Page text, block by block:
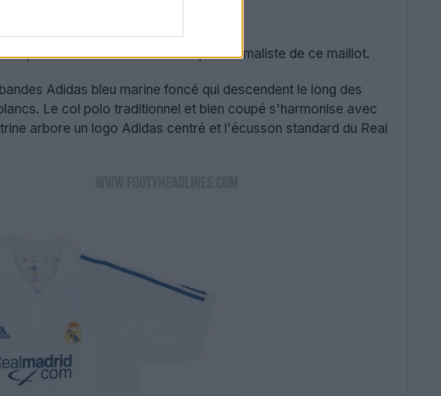
reproduire fidèlement l'esthétique minimaliste de ce maillot.
Adidas bleu marine foncé qui descendent le long des
Le col polo traditionnel et bien coupé s'harmonise avec
arbore un logo Adidas centré et l'écusson standard du Real